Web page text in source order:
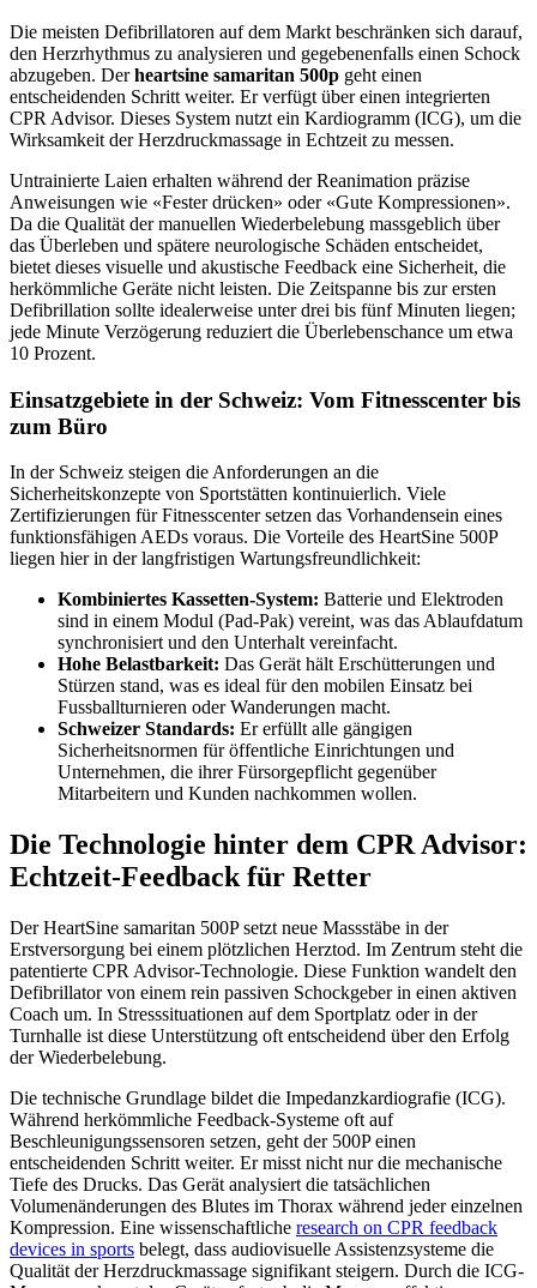
Die meisten Defibrillatoren auf dem Markt beschränken sich darauf,
den Herzrhythmus zu analysieren und gegebenenfalls einen Schock
abzugeben. Derheartsine samaritan 500p geht einen
entscheidenden Schritt weiter. Er verfügt über einen integrierten
CPR Advisor. Dieses System nutzt ein Kardiogramm (ICG), um die
Wirksamkeit der Herzdruckmassage in Echtzeit zu messen.
Untrainierte Laien erhalten während der Reanimation präzise
Anweisungen wie «Fester drücken» oder «Gute Kompressionen».
Da die Qualität der manuellen Wiederbelebung massgeblich über
das Überleben und spätere neurologische Schäden entscheidet,
bietet dieses visuelle und akustische Feedback eine Sicherheit, die
herkömmliche Geräte nicht leisten. Die Zeitspanne bis zur ersten
Defibrillation sollte idealerweise unter drei bis fünf Minuten liegen;
jede Minute Verzögerung reduziert die Überlebenschance um etwa
10 Prozent.
Einsatzgebiete in der Schweiz: Vom Fitnesscenter bis
zum Büro
In der Schweiz steigen die Anforderungen an die
Sicherheitskonzepte von Sportstätten kontinuierlich. Viele
Zertifizierungen für Fitnesscenter setzen das Vorhandensein eines
funktionsfähigen AEDs voraus. Die Vorteile des HeartSine 500P
liegen hier in der langfristigen Wartungsfreundlichkeit:
Kombiniertes Kassetten-System: Batterie und Elektroden
sind in einem Modul (Pad-Pak) vereint, was das Ablaufdatum
synchronisiert und den Unterhalt vereinfacht.
Hohe Belastbarkeit: Das Gerät hält Erschütterungen und
Stürzen stand, was es ideal für den mobilen Einsatz bei
Fussballturnieren oder Wanderungen macht.
Schweizer Standards: Er erfüllt alle gängigen
Sicherheitsnormen für öffentliche Einrichtungen und
Unternehmen, die ihrer Fürsorgepflicht gegenüber
Mitarbeitern und Kunden nachkommen wollen.
Die Technologie hinter dem CPR Advisor:
Echtzeit-Feedback für Retter
Der HeartSine samaritan 500P setzt neue Massstäbe in der
Erstversorgung bei einem plötzlichen Herztod. Im Zentrum steht die
patentierte CPR Advisor-Technologie. Diese Funktion wandelt den
Defibrillator von einem rein passiven Schockgeber in einen aktiven
Coach um. In Stresssituationen auf dem Sportplatz oder in der
Turnhalle ist diese Unterstützung oft entscheidend über den Erfolg
der Wiederbelebung.
Die technische Grundlage bildet die Impedanzkardiografie (ICG).
Während herkömmliche Feedback-Systeme oft auf
Beschleunigungssensoren setzen, geht der 500P einen
entscheidenden Schritt weiter. Er misst nicht nur die mechanische
Tiefe des Drucks. Das Gerät analysiert die tatsächlichen
Volumenänderungen des Blutes im Thorax während jeder einzelnen
Kompression. Eine wissenschaftliche research on CPR feedback
devices in sports belegt, dass audiovisuelle Assistenzsysteme die
Qualität der Herzdruckmassage signifikant steigern. Durch die ICG-